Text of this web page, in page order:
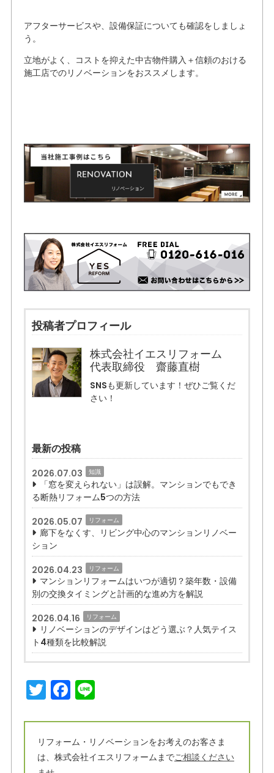
アフターサービスや、設備保証についても確認をしましょ
う。
立地がよく、コストを抑えた中古物件購入＋信頼のおける
施工店でのリノベーションをおススメします。
投稿者プロフィール
株式会社イエスリフォーム
代表取締役 齋藤直樹
SNSも更新しています！ぜひご覧くだ
さい！
最新の投稿
2026.07.03 知識
「窓を変えられない」は誤解。マンションでもでき
る断熱リフォーム5つの方法
2026.05.07
リフォーム
廊下をなくす、リビング中心のマンションリノベー
ション
2026.04.23
リフォーム
マンションリフォームはいつが適切？築年数・設備
別の交換タイミングと計画的な進め方を解説
2026.04.16
リフォーム
リノベーションのデザインはどう選ぶ？人気テイス
ト4種類を比較解説
T
w
it
t
F
a
c
e
Li
e
リフォーム・リノベーションをお考えのお客さま
は、株式会社イエスリフォームまでご相談ください